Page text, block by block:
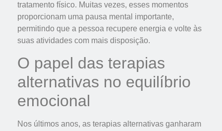
tratamento físico. Muitas vezes, esses momentos
proporcionam uma pausa mental importante,
permitindo que a pessoa recupere energia e volte às
suas atividades com mais disposição.
O papel das terapias
alternativas no equilíbrio
emocional
Nos últimos anos, as terapias alternativas ganharam